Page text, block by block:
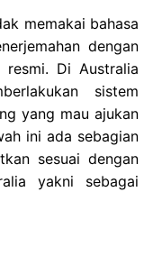
memakai bahasa
dengan
resmi. Di Australia
sistem
yang mau ajukan
ini ada sebagian
sesuai dengan
yakni sebagai